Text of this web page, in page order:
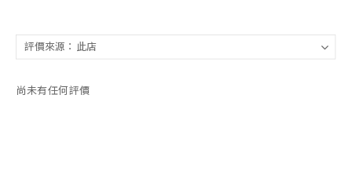
尚未有任何評價